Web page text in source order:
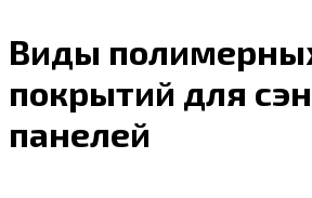
Виды
покрытий для
панелей